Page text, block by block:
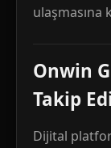
ulaşmasına
Onwin
Takip
Dijital